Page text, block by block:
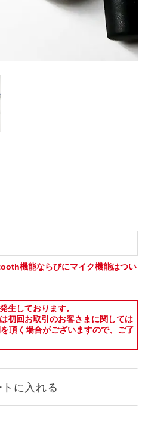
機能ならびにマイク機能はつい
生しております。
初回お取引のお客さまに関しては
頂く場合がございますので、ご了
トに入れる